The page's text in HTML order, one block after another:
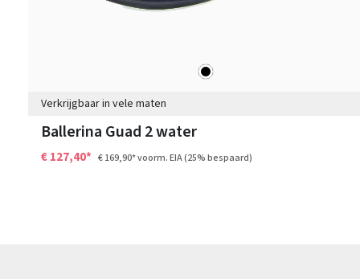
zwart
Verkrijgbaar in vele maten
Ballerina Guad 2 water
€ 127,40* € 169,90*voorm. EIA(25% bespaard)